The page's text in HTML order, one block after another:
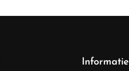
Informatie